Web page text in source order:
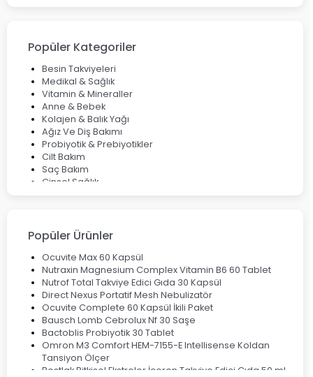
Çözüm Yolları
Bocavirüs Enfeksiyonu Hakkında Bilmeniz Gerekenler
Deep Flex Topraklama Matı Nedir? Detaylı Rehber
Mumiyo Nedir? Faydaları ve Kullanım Alanları Nelerdir?
Popüler Kategoriler
Besin Takviyeleri
Medikal & Sağlık
Vitamin & Mineraller
Anne & Bebek
Kolajen & Balık Yağı
Ağız Ve Diş Bakımı
Probiyotik & Prebiyotikler
Cilt Bakım
Saç Bakım
Cinsel Sağlık
Popüler Ürünler
Ocuvite Max 60 Kapsül
Nutraxin Magnesium Complex Vitamin B6 60 Tablet
Nutrof Total Takviye Edici Gıda 30 Kapsül
Direct Nexus Portatif Mesh Nebulizatör
Ocuvite Complete 60 Kapsül İkili Paket
Bausch Lomb Cebrolux Nf 30 Saşe
Bactoblis Probiyotik 30 Tablet
Omron M3 Comfort HEM-7155-E Intellisense Koldan
Tansiyon Ölçer
Bestlak Bitkisel Ekstreler İçeren Takviye Edici Gıda 50 ml